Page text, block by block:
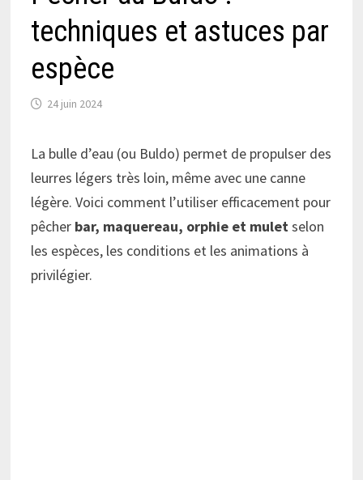
techniques et astuces par
espèce
24 juin 2024
La bulle d’eau (ou Buldo) permet de propulser des
leurres légers très loin, même avec une canne
légère. Voici comment l’utiliser efficacement pour
pêcher bar, maquereau, orphie et muletselon
les espèces, les conditions et les animations à
privilégier.